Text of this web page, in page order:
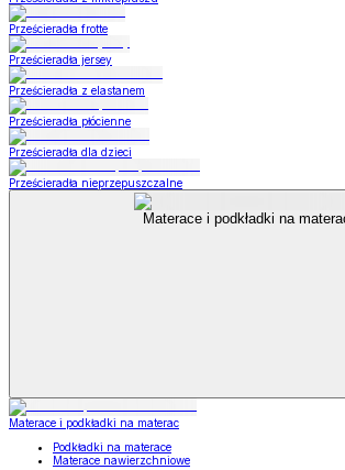
Prześcieradła frotte
Prześcieradła jersey
Prześcieradła z elastanem
Prześcieradła płócienne
Prześcieradła dla dzieci
Prześcieradła nieprzepuszczalne
Materace i podkładki na
Materace i podkładki na materac
Podkładki na materace
Materace nawierzchniowe